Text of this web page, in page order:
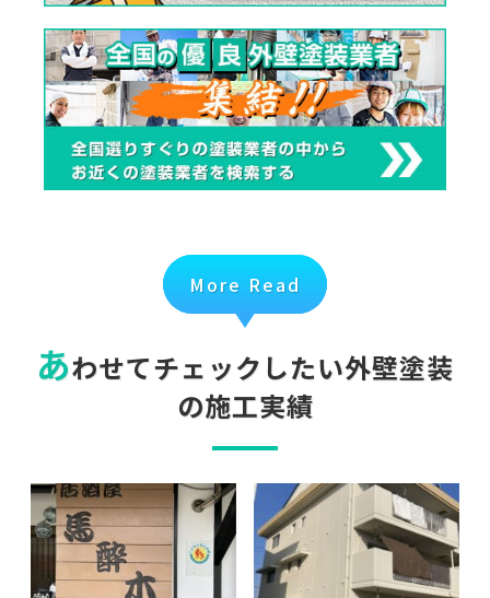
More Read
あわせてチェックしたい外壁塗装
の施工実績